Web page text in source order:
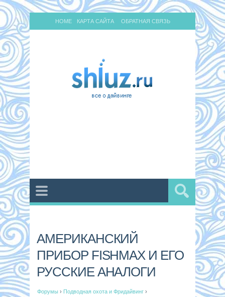
HOME КАРТА САЙТА ОБРАТНАЯ СВЯЗЬ
АМЕРИКАНСКИЙ
ПРИБОР FISHMAX И ЕГО
РУССКИЕ АНАЛОГИ
Форумы › Подводная охота и Фридайвинг ›